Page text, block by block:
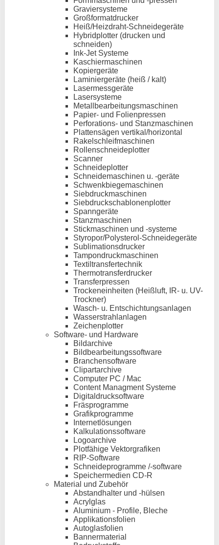
Graviersysteme
Großformatdrucker
Heiß/Heizdraht-Schneidegeräte
Hybridplotter (drucken und
schneiden)
Ink-Jet Systeme
Kaschiermaschinen
Kopiergeräte
Laminiergeräte (heiß / kalt)
Lasermessgeräte
Lasersysteme
Metallbearbeitungsmaschinen
Papier- und Folienpressen
Perforations- und Stanzmaschinen
Plattensägen vertikal/horizontal
Rakelschleifmaschinen
Rollenschneideplotter
Scanner
Schneideplotter
Schneidemaschinen u. -geräte
Schwenkbiegemaschinen
Siebdruckmaschinen
Siebdruckschablonenplotter
Spanngeräte
Stanzmaschinen
Stickmaschinen und -systeme
Styropor/Polysterol-Schneidegeräte
Sublimationsdrucker
Tampondruckmaschinen
Textiltransfertechnik
Thermotransferdrucker
Transferpressen
Trockeneinheiten (Heißluft, IR- u. UV-
Trockner)
Wasch- u. Entschichtungsanlagen
Wasserstrahlanlagen
Zeichenplotter
Software- und Hardware
Bildarchive
Bildbearbeitungssoftware
Branchensoftware
Clipartarchive
Computer PC / Mac
Content Managment Systeme
Digitaldrucksoftware
Fräsprogramme
Grafikprogramme
Internetlösungen
Kalkulationssoftware
Logoarchive
Plotfähige Vektorgrafiken
RIP-Software
Schneideprogramme /-software
Speichermedien CD-R
Material und Zubehör
Abstandhalter und -hülsen
Acrylglas
Aluminium - Profile, Bleche
Applikationsfolien
Autoglasfolien
Bannermaterial